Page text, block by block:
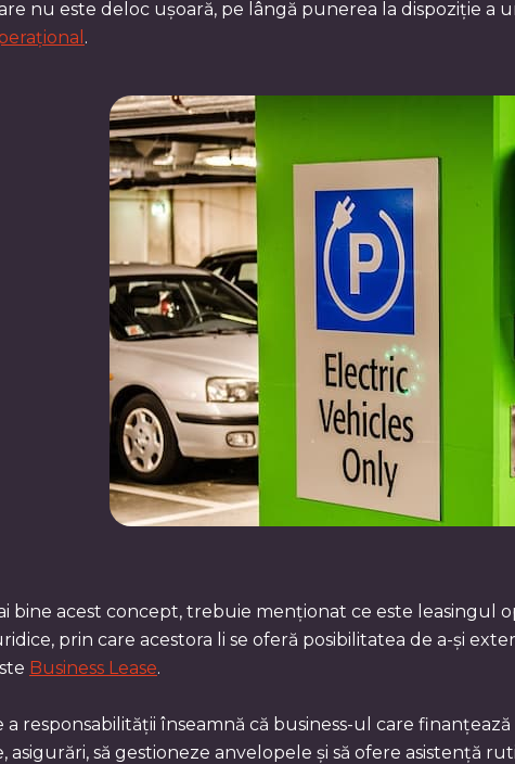
nu este deloc ușoară, pe lângă punerea la dispoziție
.
bine acest concept, trebuie menționat ce este leasingul
prin care acestora li se oferă posibilitatea de a-și
Business Lease.
a responsabilității înseamnă că business-ul care
să gestioneze anvelopele și să ofere asistență